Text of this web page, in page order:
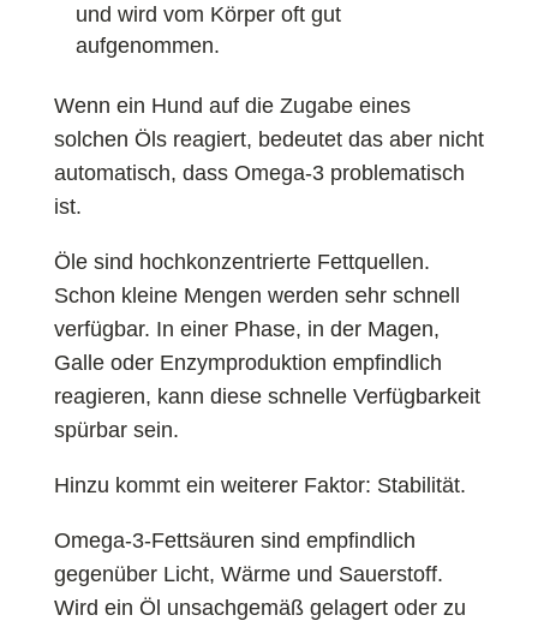
und wird vom Körper oft gut
aufgenommen.
Wenn ein Hund auf die Zugabe eines
solchen Öls reagiert, bedeutet das aber nicht
automatisch, dass Omega-3 problematisch
ist.
Öle sind hochkonzentrierte Fettquellen.
Schon kleine Mengen werden sehr schnell
verfügbar. In einer Phase, in der Magen,
Galle oder Enzymproduktion empfindlich
reagieren, kann diese schnelle Verfügbarkeit
spürbar sein.
Hinzu kommt ein weiterer Faktor: Stabilität.
Omega-3-Fettsäuren sind empfindlich
gegenüber Licht, Wärme und Sauerstoff.
Wird ein Öl unsachgemäß gelagert oder zu